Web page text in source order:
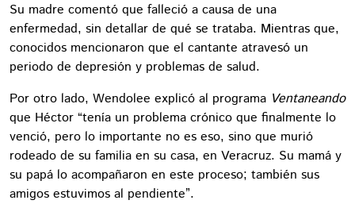
Su madre comentó que falleció a causa de una
enfermedad, sin detallar de qué se trataba. Mientras que,
conocidos mencionaron que el cantante atravesó un
periodo de depresión y problemas de salud.
Por otro lado, Wendolee explicó al programa Ventaneando
que Héctor “tenía un problema crónico que finalmente lo
venció, pero lo importante no es eso, sino que murió
rodeado de su familia en su casa, en Veracruz. Su mamá y
su papá lo acompañaron en este proceso; también sus
amigos estuvimos al pendiente”.